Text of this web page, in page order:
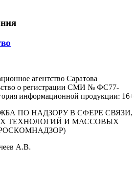
агентство Саратова
о регистрации СМИ № ФС77-
информационной продукции: 16+
ПО НАДЗОРУ В СФЕРЕ СВЯЗИ,
ТЕХНОЛОГИЙ И МАССОВЫХ
А.В.